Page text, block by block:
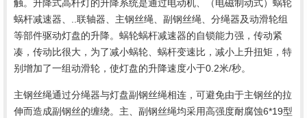
触。升降式高杆灯的升降系统是通过电动机、（电磁制动式）蜗轮
蜗杆减速器、..联轴器、主钢丝绳、副钢丝绳、分绳器及动滑轮组
等部件驱动灯盘的升降。蜗轮蜗杆减速器的自锁能力强，传动紧
凑，传动比很大，为了减小蜗轮、蜗杆变速比，减小上升扭矩，特
别增加了一组动滑轮，使灯盘的升降速度小于0.2米/秒。
主钢丝绳通过分绳器与灯盘副钢丝绳相连，可避免由于主钢丝的拉
伸而造成副钢丝的缠绕。主、副钢丝绳均采用高强度耐腐蚀6*19型